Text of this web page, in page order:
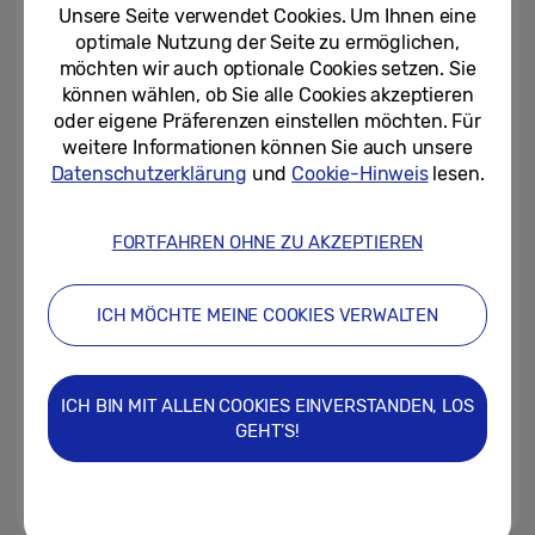
im Alltag an
03/08/2022
[Editorial] Faltbare Smartphones
für die breite Öffentlichkeit
[Video] Wie Samsung den Weg in
Galaxy Z Flip3 5G, Galaxy
Watch4, Galaxy Watch4...
Unsere Seite verwendet Cookies. Um Ihnen eine
optimale Nutzung der Seite zu ermöglichen,
möchten wir auch optionale Cookies setzen. Sie
können wählen, ob Sie alle Cookies akzeptieren
oder eigene Präferenzen einstellen möchten. Für
weitere Informationen können Sie auch unsere
Datenschutzerklärung und Cookie-Hinweislesen.
FORTFAHREN OHNE ZU AKZEPTIEREN
ICH MÖCHTE MEINE COOKIES VERWALTEN
ICH BIN MIT ALLEN COOKIES EINVERSTANDEN, LOS
GEHT'S!